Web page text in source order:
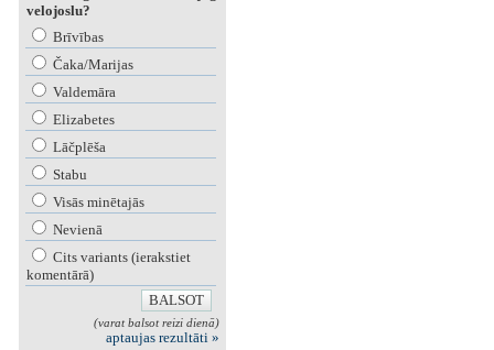
velojoslu?
Brīvības
Čaka/Marijas
Valdemāra
Elizabetes
Lāčplēša
Stabu
Visās minētajās
Nevienā
Cits variants (ierakstiet
komentārā)
(varat balsot reizi dienā)
aptaujas rezultāti »